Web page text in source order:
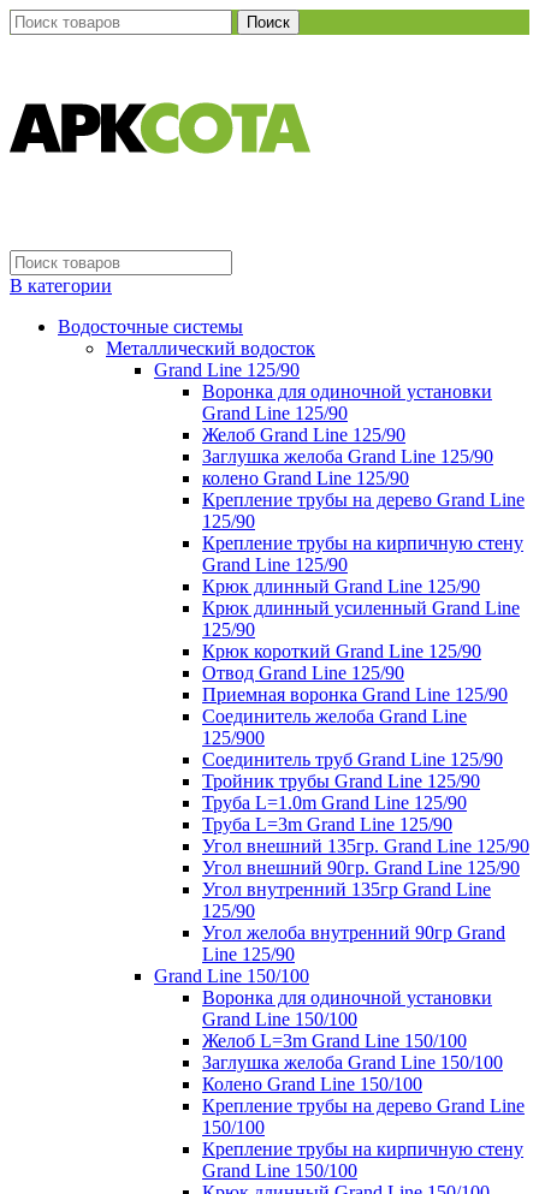
Поиск
В категории
Водосточные системы
Металлический водосток
Grand Line 125/90
Воронка для одиночной установки
Grand Line 125/90
Желоб Grand Line 125/90
Заглушка желоба Grand Line 125/90
колено Grand Line 125/90
Крепление трубы на дерево Grand Line
125/90
Крепление трубы на кирпичную стену
Grand Line 125/90
Крюк длинный Grand Line 125/90
Крюк длинный усиленный Grand Line
125/90
Крюк короткий Grand Line 125/90
Отвод Grand Line 125/90
Приемная воронка Grand Line 125/90
Соединитель желоба Grand Line
125/900
Соединитель труб Grand Line 125/90
Тройник трубы Grand Line 125/90
Труба L=1.0m Grand Line 125/90
Труба L=3m Grand Line 125/90
Угол внешний 135гр. Grand Line 125/90
Угол внешний 90гр. Grand Line 125/90
Угол внутренний 135гр Grand Line
125/90
Угол желоба внутренний 90гр Grand
Line 125/90
Grand Line 150/100
Воронка для одиночной установки
Grand Line 150/100
Желоб L=3m Grand Line 150/100
Заглушка желоба Grand Line 150/100
Колено Grand Line 150/100
Крепление трубы на дерево Grand Line
150/100
Крепление трубы на кирпичную стену
Grand Line 150/100